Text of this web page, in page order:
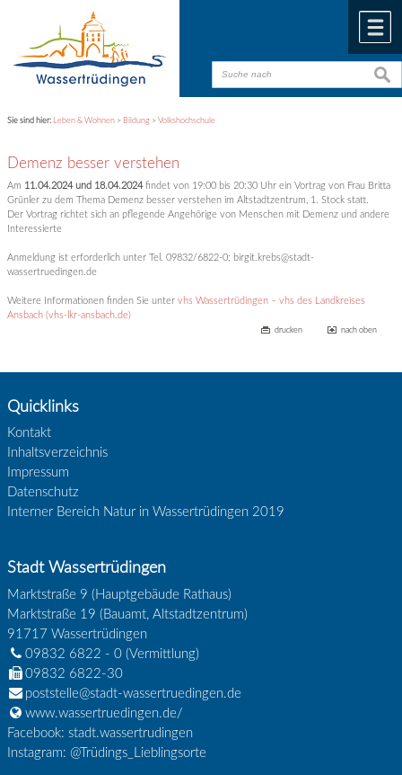
Sie sind hier: Leben & Wohnen > Bildung >Volkshochschule
Demenz besser verstehen
Am 11.04.2024 und 18.04.2024findet von 19:00 bis 20:30 Uhr ein Vortrag von Frau Britta
Grünler zu dem Thema Demenz besser verstehen im Altstadtzentrum, 1. Stock statt.
Der Vortrag richtet sich an pflegende Angehörige von Menschen mit Demenz und andere
Interessierte
Anmeldung ist erforderlich unter Tel. 09832/6822-0; birgit.krebs@stadt-
wassertruedingen.de
Weitere Informationen finden Sie untervhs Wassertrüdingen – vhs des Landkreises
Ansbach (vhs-lkr-ansbach.de)
drucken nach oben
Quicklinks
Kontakt
Inhaltsverzeichnis
Impressum
Datenschutz
Interner Bereich Natur in Wassertrüdingen 2019
Stadt Wassertrüdingen
Marktstraße 9 (Hauptgebäude Rathaus)
Marktstraße 19 (Bauamt, Altstadtzentrum)
91717 Wassertrüdingen
09832 6822 - 0(Vermittlung)
09832 6822-30
poststelle@stadt-wassertruedingen.de
www.wassertruedingen.de/
Facebook: stadt.wassertrudingen
Instagram: @Trüdings_Lieblingsorte